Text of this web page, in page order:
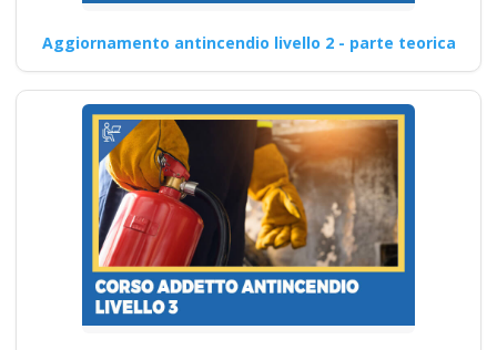
Aggiornamento antincendio livello 2 - parte teorica